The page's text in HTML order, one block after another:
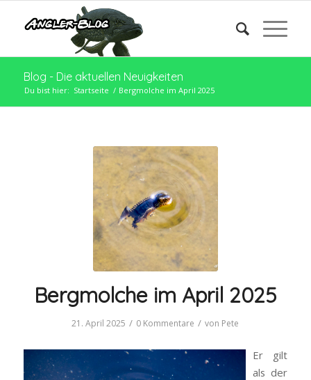
Blog - Die aktuellen Neuigkeiten
Du bist hier: Startseite / Bergmolche im April 2025
Bergmolche im April 2025
21. April 2025 / 0 Kommentare / von Pete
Er gilt
als der